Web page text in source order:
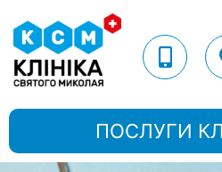
ПОСЛУГИ